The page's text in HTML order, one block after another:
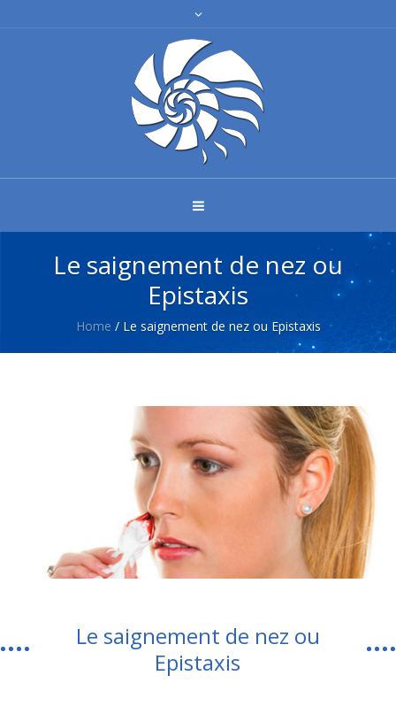
Le saignement de nez ou
Epistaxis
Home / Le saignement de nez ou Epistaxis
Le saignement de nez ou
Epistaxis